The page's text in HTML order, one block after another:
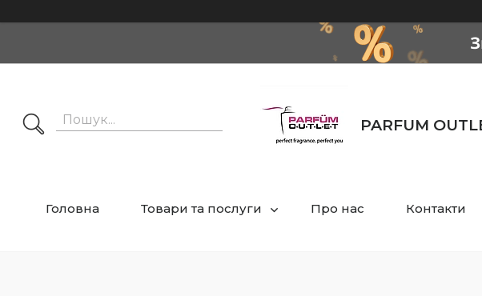
PARFUM
Головна Товари та послуги Про нас Контакти